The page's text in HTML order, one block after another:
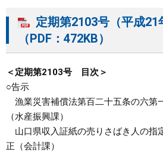
定期第2103号（平成21
（PDF：472KB）
＜定期第2103号 目次＞
○告示
漁業災害補償法第百二十五条の六第
（水産振興課）
山口県収入証紙の売りさばき人の指
正（会計課）